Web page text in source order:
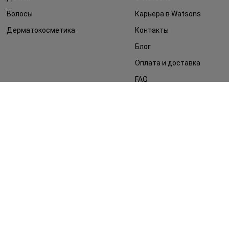
Волосы
Дерматокосметика
Карьера в Watsons
Контакты
Блог
Оплата и доставка
FAQ